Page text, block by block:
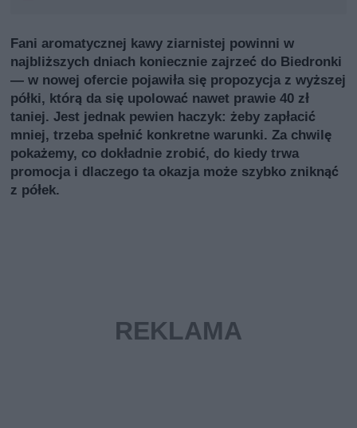
Fani aromatycznej kawy ziarnistej powinni w
najbliższych dniach koniecznie zajrzeć do Biedronki
— w nowej ofercie pojawiła się propozycja z wyższej
półki, którą da się upolować nawet prawie 40 zł
taniej. Jest jednak pewien haczyk: żeby zapłacić
mniej, trzeba spełnić konkretne warunki. Za chwilę
pokażemy, co dokładnie zrobić, do kiedy trwa
promocja i dlaczego ta okazja może szybko zniknąć
z półek.